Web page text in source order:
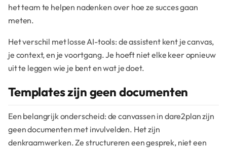
het team te helpen nadenken over hoe ze succes gaan
meten.
Het verschil met losse AI-tools: de assistent kent je canvas,
je context, en je voortgang. Je hoeft niet elke keer opnieuw
uit te leggen wie je bent en wat je doet.
Templates zijn geen documenten
Een belangrijk onderscheid: de canvassen in dare2plan zijn
geen documenten met invulvelden. Het zijn
denkraamwerken. Ze structureren een gesprek, niet een